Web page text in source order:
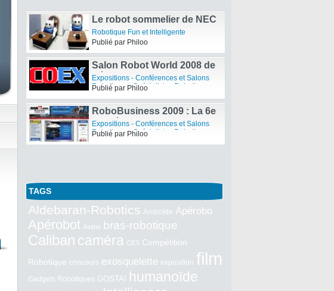
Exosquelettes
Publié par Philoo
Le robot sommelier de NEC
dans le Livre Guinness des
records
Robotique Fun et Intelligente
Publié par Philoo
Salon Robot World 2008 de
Séoul – Coex
Expositions - Conférences et Salons
Robotiques,Spécialistes Robotiques
Publié par Philoo
RoboBusiness 2009 : La 6e
TAGS
Aldebaran-Robotics Androïde Apérobo
Apérobot Asimo bras-robotique
Caliban caméra CES Compétition
Robotique concours exosquelette exposition film
Gadgets Robotiques GOSTAI humanoïde